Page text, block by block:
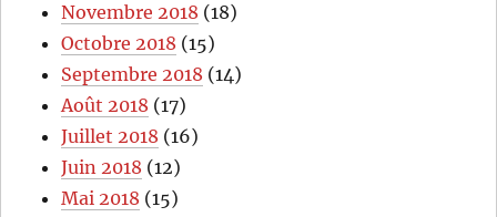
Novembre 2018 (18)
Octobre 2018 (15)
Septembre 2018 (14)
Août 2018 (17)
Juillet 2018 (16)
Juin 2018 (12)
Mai 2018 (15)